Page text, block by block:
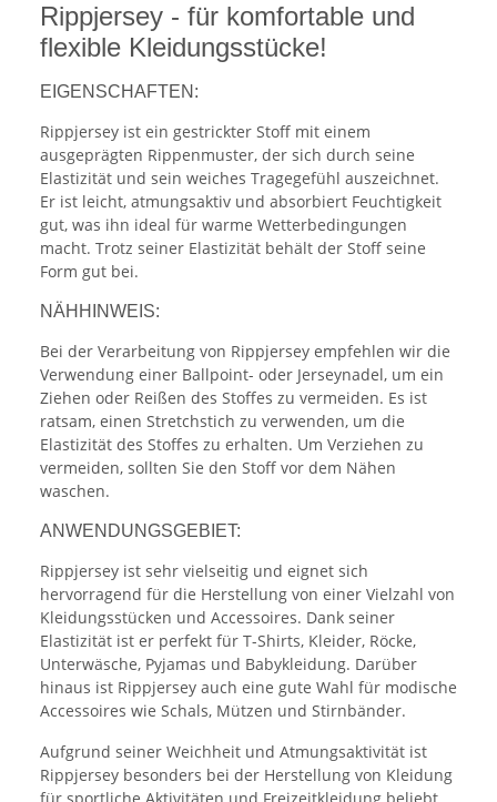
Rippjersey - für komfortable und
flexible Kleidungsstücke!
EIGENSCHAFTEN:
Rippjersey ist ein gestrickter Stoff mit einem
ausgeprägten Rippenmuster, der sich durch seine
Elastizität und sein weiches Tragegefühl auszeichnet.
Er ist leicht, atmungsaktiv und absorbiert Feuchtigkeit
gut, was ihn ideal für warme Wetterbedingungen
macht. Trotz seiner Elastizität behält der Stoff seine
Form gut bei.
NÄHHINWEIS:
Bei der Verarbeitung von Rippjersey empfehlen wir die
Verwendung einer Ballpoint- oder Jerseynadel, um ein
Ziehen oder Reißen des Stoffes zu vermeiden. Es ist
ratsam, einen Stretchstich zu verwenden, um die
Elastizität des Stoffes zu erhalten. Um Verziehen zu
vermeiden, sollten Sie den Stoff vor dem Nähen
waschen.
ANWENDUNGSGEBIET:
Rippjersey ist sehr vielseitig und eignet sich
hervorragend für die Herstellung von einer Vielzahl von
Kleidungsstücken und Accessoires. Dank seiner
Elastizität ist er perfekt für T-Shirts, Kleider, Röcke,
Unterwäsche, Pyjamas und Babykleidung. Darüber
hinaus ist Rippjersey auch eine gute Wahl für modische
Accessoires wie Schals, Mützen und Stirnbänder.
Aufgrund seiner Weichheit und Atmungsaktivität ist
Rippjersey besonders bei der Herstellung von Kleidung